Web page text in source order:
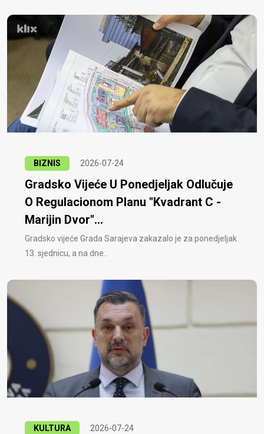
BIZNIS 2026-07-24
Gradsko Vijeće U Ponedjeljak Odlučuje
O Regulacionom Planu "Kvadrant C -
Marijin Dvor"...
Gradsko vijeće Grada Sarajeva zakazalo je za ponedjeljak
13. sjednicu, a na dne..
KULTURA 2026-07-24